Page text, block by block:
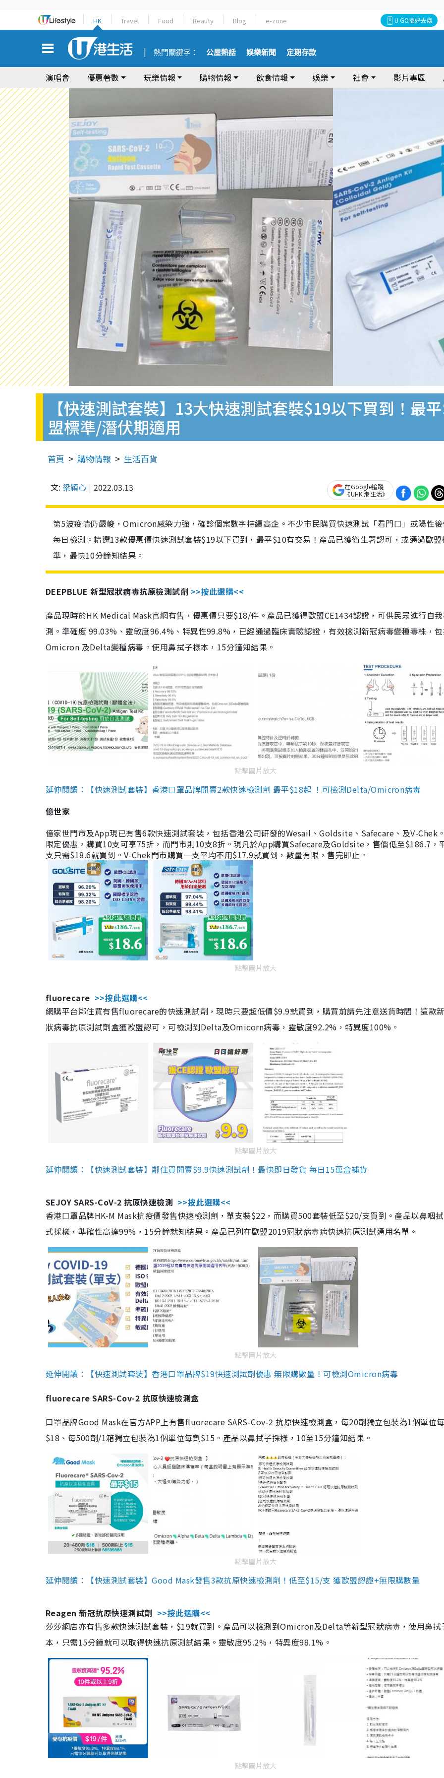
HK Travel Food Beauty Blog e-zone U GO搵好去處
熱門關鍵字： 公屋熱話 娛樂新聞 定期存款
演唱會 優惠著數 玩樂情報 購物情報 飲食情報 娛樂 社會 影片專區
【快速測試套裝】13大快速測試套裝$19以下買到！最
盟標準/潛伏期適用
首頁 購物情報 生活百貨
文: 梁穎心 2022.03.13
在Google追蹤
《UHK 港生活》
第5波疫情仍嚴峻，Omicron感染力強，確診個案數字持續高企。不少市民購買快速測試「看門口」或陽性
每日檢測。精選13款優惠價快速測試套裝$19以下買到，最平$10有交易！產品已獲衛生署認可，或通過歐盟
準，最快10分鐘知結果。
DEEPBLUE 新型冠狀病毒抗原檢測試劑 >>按此選購<<
產品現時於HK Medical Mask官網有售，優惠價只要$18/件。產品已獲得歐盟CE1434認證，可供民眾進行自
測。準確度 99.03%、靈敏度96.4%、特異性99.8%，已經通過臨床實驗認證，有效檢測新冠病毒變種毒株，
Omicron 及Delta變種病毒。使用鼻拭子樣本，15分鐘知結果。
點擊圖片放大
延伸閱讀：【快速測試套裝】香港口罩品牌開賣2款快速檢測劑 最平$18起 ！可檢測Delta/Omicron病毒
億世家
億家世門市及App現已有售6款快速測試套裝，包括香港公司研發的Wesail、Goldsite、Safecare、及V-Chek
限定優惠，購買10支可享75折，而門市則10支8折。現凡於App購買Safecare及Goldsite，售價低至$186.7，
支只需$18.6就買到。V-Chek門市購買一支平均不用$17.9就買到，數量有限，售完即止。
點擊圖片放大
fluorecare >>按此選購<<
網購平台鄰住買有售fluorecare的快速測試劑，現時只要超低價$9.9就買到，購買前請先注意送貨時間！這款
狀病毒抗原測試劑盒獲歐盟認可，可檢測到Delta及Omicorn病毒，靈敏度92.2%，特異度100%。
點擊圖片放大
延伸閱讀：【快速測試套裝】鄰住買開賣$9.9快速測試劑！最快即日發貨 每日15萬盒補貨
SEJOY SARS-CoV-2 抗原快速檢測 >>按此選購<<
香港口罩品牌HK-M Mask抗疫價發售快速檢測劑，單支裝$22，而購買500套裝低至$20/支買到。產品以鼻咽
式採樣，準確性高達99%，15分鐘就知結果。產品已列在歐盟2019冠狀病毒病快速抗原測試通用名單。
點擊圖片放大
延伸閱讀：【快速測試套裝】香港口罩品牌$19快速測試劑優惠 無限購數量！可檢測Omicron病毒
fluorecare SARS-Cov-2 抗原快速檢測盒
口罩品牌Good Mask在官方APP上有售fluorecare SARS-Cov-2 抗原快速檢測盒，每20劑獨立包裝為1個單位
$18、每500劑/1箱獨立包裝為1個單位每劑$15。產品以鼻拭子採樣，10至15分鐘知結果。
點擊圖片放大
延伸閱讀：【快速測試套裝】Good Mask發售3款抗原快速檢測劑！低至$15/支 獲歐盟認證+無限購數量
Reagen 新冠抗原快速測試劑 >>按此選購<<
莎莎網店亦有售多款快速測試套裝，$19就買到。產品可以檢測到Omicron及Delta等新型冠狀病毒，使用鼻拭
本，只需15分鐘就可以取得快速抗原測試結果。靈敏度95.2%，特異度98.1%。
點擊圖片放大